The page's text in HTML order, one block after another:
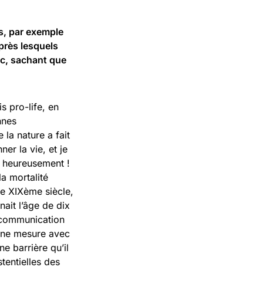
par exemple
lesquels
sachant que
pro-life, en
la nature a fait
la vie, et je
!
mortalité
XIXème siècle,
l’âge de dix
mesure avec
barrière qu’il
des